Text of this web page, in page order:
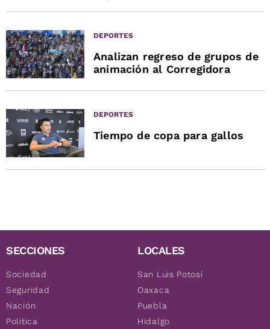
DEPORTES
Analizan regreso de grupos de
animación al Corregidora
DEPORTES
Tiempo de copa para gallos
SECCIONES
Sociedad
Seguridad
Nación
Política
LOCALES
San Luis Potosí
Oaxaca
Puebla
Hidalgo